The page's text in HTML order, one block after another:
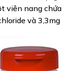
viên nang
và